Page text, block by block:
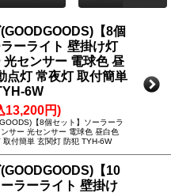
【8個
ーライト 壁掛け灯
光センサー 電球色 昼
点灯 常夜灯 取付簡単
6W
13,200円)
【8個セット】ソーラーラ
サー 光センサー 電球色 昼白色
取付簡単 玄関灯 防犯 TYH-6W
【10
ラーライト 壁掛け